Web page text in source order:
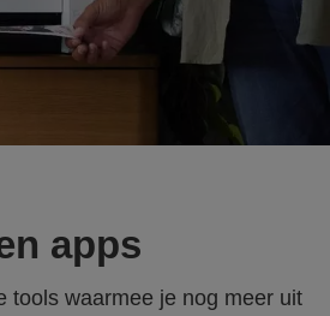
apps
tools waarmee je nog meer uit